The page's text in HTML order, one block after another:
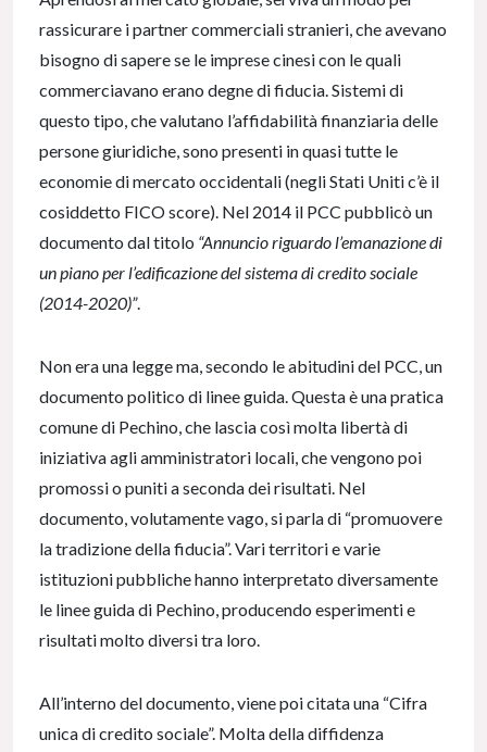
rassicurare i partner commerciali stranieri, che avevano
bisogno di sapere se le imprese cinesi con le quali
commerciavano erano degne di fiducia. Sistemi di
questo tipo, che valutano l’affidabilità finanziaria delle
persone giuridiche, sono presenti in quasi tutte le
economie di mercato occidentali (negli Stati Uniti c’è il
cosiddetto FICO score). Nel 2014 il PCC pubblicò un
documento dal titolo “Annuncio riguardo l’emanazione di
un piano per l’edificazione del sistema di credito sociale
(2014-2020)”.
Non era una legge ma, secondo le abitudini del PCC, un
documento politico di linee guida. Questa è una pratica
comune di Pechino, che lascia così molta libertà di
iniziativa agli amministratori locali, che vengono poi
promossi o puniti a seconda dei risultati. Nel
documento, volutamente vago, si parla di “promuovere
la tradizione della fiducia”. Vari territori e varie
istituzioni pubbliche hanno interpretato diversamente
le linee guida di Pechino, producendo esperimenti e
risultati molto diversi tra loro.
All’interno del documento, viene poi citata una “Cifra
unica di credito sociale”. Molta della diffidenza